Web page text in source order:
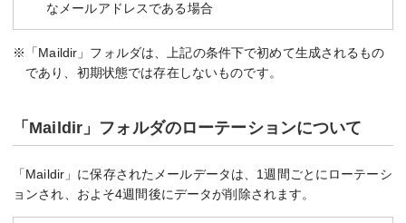
なメールアドレスである場合
※「Maildir」フォルダは、上記の条件下で初めて生成されるもの
であり、初期状態では存在しないものです。
「Maildir」フォルダのローテーションについて
「Maildir」に保存されたメールデータは、1週間ごとにローテーシ
ョンされ、およそ4週間後にデータが削除されます。